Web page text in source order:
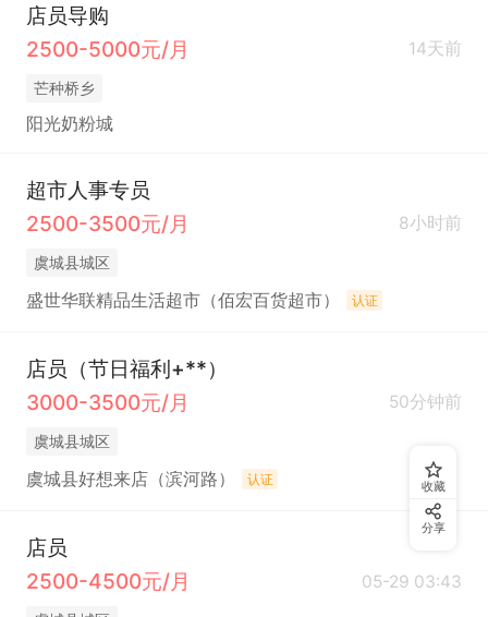
店员导购
2500-5000元/月
14天前
芒种桥乡
阳光奶粉城
超市人事专员
2500-3500元/月
8小时前
虞城县城区
盛世华联精品生活超市（佰宏百货超市） 认证
店员（节日福利+**）
3000-3500元/月
50分钟前
虞城县城区
虞城县好想来店（滨河路） 认证
店员
2500-4500元/月
05-29 03:43
收藏
分享